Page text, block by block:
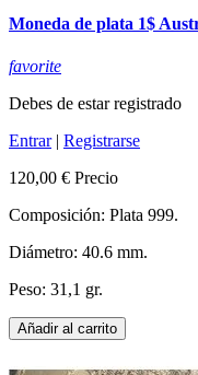
Moneda de plata 1$
favorite
Debes de estar registrado
Entrar| Registrarse
120,00 € Precio
Composición: Plata 999.
Diámetro: 40.6 mm.
Peso: 31,1 gr.
Añadir al carrito